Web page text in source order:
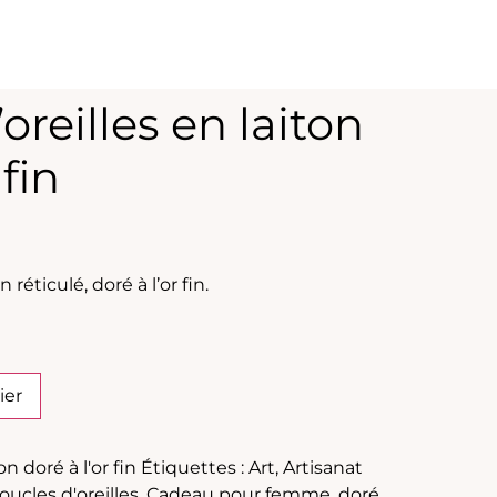
en laiton
réticulé, doré à l’or fin.
doré à l'or fin Étiquettes : Art, Artisanat